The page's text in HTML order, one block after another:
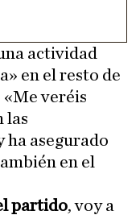
actividad
en el resto de
veréis
las
ha asegurado
en el
partido, voy a